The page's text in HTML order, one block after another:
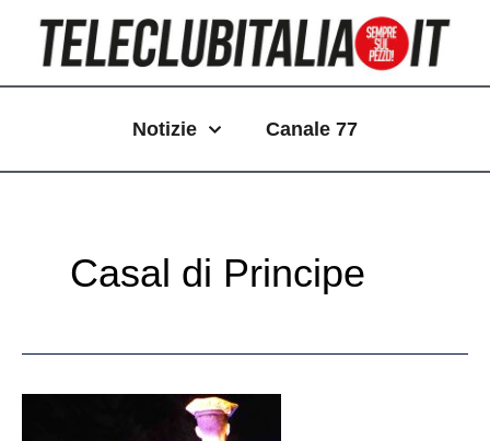
contenuto
Notizie Canale 77
Casal di Principe
articoli